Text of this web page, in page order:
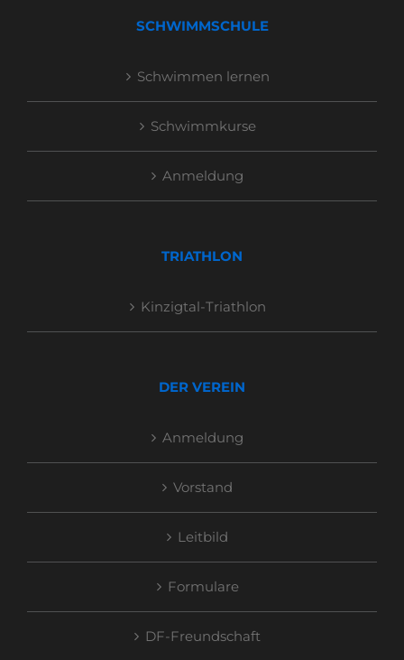
SCHWIMMSCHULE
Schwimmen lernen
Schwimmkurse
Anmeldung
TRIATHLON
Kinzigtal-Triathlon
DER VEREIN
Anmeldung
Vorstand
Leitbild
Formulare
DF-Freundschaft